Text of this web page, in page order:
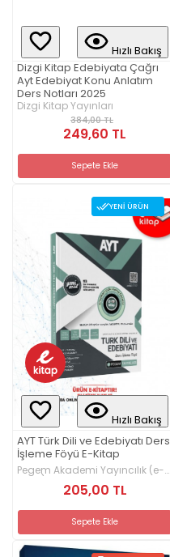
Hızlı Bakış
Dizgi Kitap Edebiyata Çağrı
Ayt Edebiyat Konu Anlatım
Ders Notları 2025
Dizgi Kitap Yayınları
384,00 TL
249,60 TL
Sepete Ekle
YENI ÜRÜN
Hızlı Bakış
AYT Türk Dili ve Edebiyatı Ders
İşleme Föyü E-Kitap
Pegem Akademi Yayıncılık (e-
kitap)
205,00 TL
Sepete Ekle